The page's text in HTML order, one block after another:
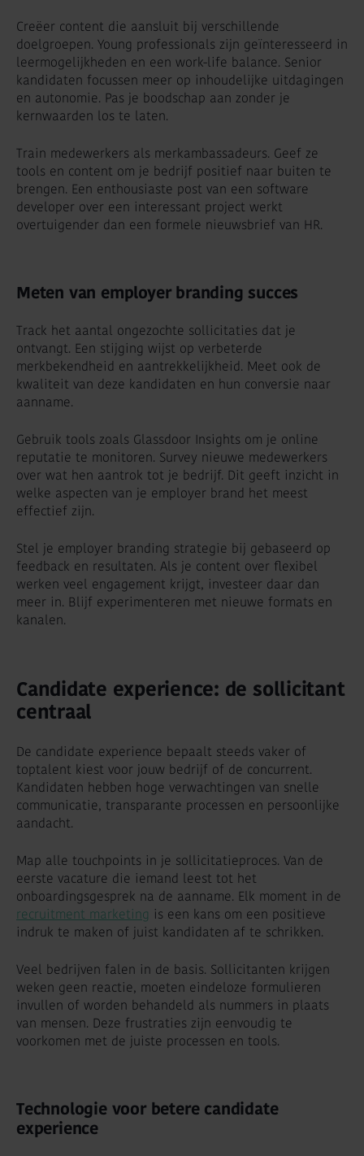
Creëer content die aansluit bij verschillende
doelgroepen. Young professionals zijn geïnteresseerd in
leermogelijkheden en een work-life balance. Senior
kandidaten focussen meer op inhoudelijke uitdagingen
en autonomie. Pas je boodschap aan zonder je
kernwaarden los te laten.
Train medewerkers als merkambassadeurs. Geef ze
tools en content om je bedrijf positief naar buiten te
brengen. Een enthousiaste post van een software
developer over een interessant project werkt
overtuigender dan een formele nieuwsbrief van HR.
Meten van employer branding succes
Track het aantal ongezochte sollicitaties dat je
ontvangt. Een stijging wijst op verbeterde
merkbekendheid en aantrekkelijkheid. Meet ook de
kwaliteit van deze kandidaten en hun conversie naar
aanname.
Gebruik tools zoals Glassdoor Insights om je online
reputatie te monitoren. Survey nieuwe medewerkers
over wat hen aantrok tot je bedrijf. Dit geeft inzicht in
welke aspecten van je employer brand het meest
effectief zijn.
Stel je employer branding strategie bij gebaseerd op
feedback en resultaten. Als je content over flexibel
werken veel engagement krijgt, investeer daar dan
meer in. Blijf experimenteren met nieuwe formats en
kanalen.
Candidate experience: de sollicitant
centraal
De candidate experience bepaalt steeds vaker of
toptalent kiest voor jouw bedrijf of de concurrent.
Kandidaten hebben hoge verwachtingen van snelle
communicatie, transparante processen en persoonlijke
aandacht.
Map alle touchpoints in je sollicitatieproces. Van de
eerste vacature die iemand leest tot het
onboardingsgesprek na de aanname. Elk moment in de
recruitment marketing is een kans om een positieve
indruk te maken of juist kandidaten af te schrikken.
Veel bedrijven falen in de basis. Sollicitanten krijgen
weken geen reactie, moeten eindeloze formulieren
invullen of worden behandeld als nummers in plaats
van mensen. Deze frustraties zijn eenvoudig te
voorkomen met de juiste processen en tools.
Technologie voor betere candidate
experience